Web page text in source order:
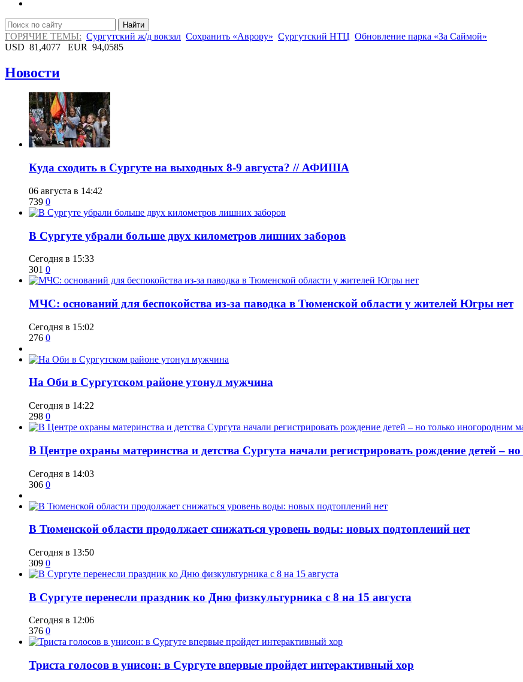
Найти
ГОРЯЧИЕ ТЕМЫ: Сургутский ж/д вокзал Сохранить «Аврору» Сургутский НТЦ Обновление парка «За Саймой»
USD 81,4077 EUR 94,0585
Новости
​Куда сходить в Сургуте на выходных 8-9 августа? // АФИША
06 августа в 14:42
739 0
​В Сургуте убрали больше двух километров лишних заборов
Сегодня в 15:33
301 0
​МЧС: оснований для беспокойства из-за паводка в Тюменской области у жителей Югры нет
Сегодня в 15:02
276 0
​На Оби в Сургутском районе утонул мужчина
Сегодня в 14:22
298 0
​В Центре охраны материнства и детства Сургута начали регистрировать рождение детей –
Сегодня в 14:03
306 0
​В Тюменской области продолжает снижаться уровень воды: новых подтоплений нет
Сегодня в 13:50
309 0
​В Сургуте перенесли праздник ко Дню физкультурника с 8 на 15 августа
Сегодня в 12:06
376 0
​Триста голосов в унисон: в Сургуте впервые пройдет интерактивный хор